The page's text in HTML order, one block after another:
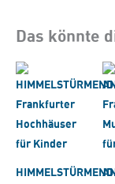
Das könnte